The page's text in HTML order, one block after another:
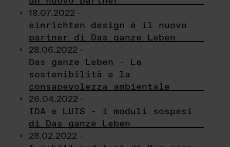
18.07.2022 -
einrichten design è il nuovo
partner di Das ganze Leben
28.06.2022 -
Das ganze Leben - La
sostenibilità e la
consapevolezza ambientale
26.04.2022 -
IDA e LUIS - i moduli sospesi
di Das ganze Leben
28.02.2022 -